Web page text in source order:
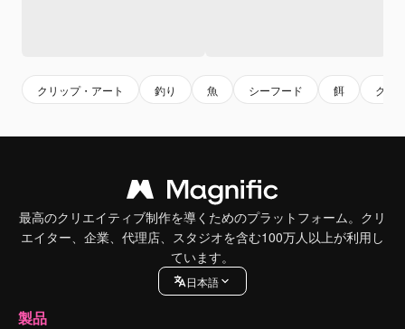
クリップ・アート 釣り 魚 シーフード 餌 クリ
最高のクリエイティブ制作を導くためのプラットフォーム。クリ
エイター、企業、代理店、スタジオを含む100万人以上が利用し
ています。
日本語
製品